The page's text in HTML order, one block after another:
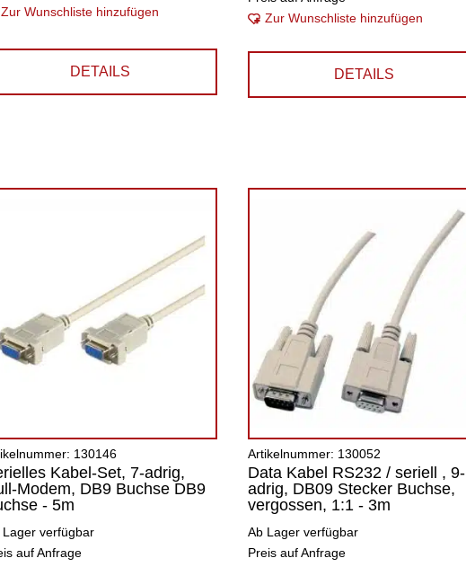
Zur Wunschliste hinzufügen
DETAILS
Zur Wunschliste hinzufügen
DETAILS
130146
Kabel-Set, 7-adrig,
Modem, DB9 Buchse DB9
- 5m
Lager verfügbar
auf Anfrage
Artikelnummer: 130052
Data Kabel RS232 / seriell , 9-
adrig, DB09 Stecker Buchse,
vergossen, 1:1 - 3m
Ab Lager verfügbar
Preis auf Anfrage